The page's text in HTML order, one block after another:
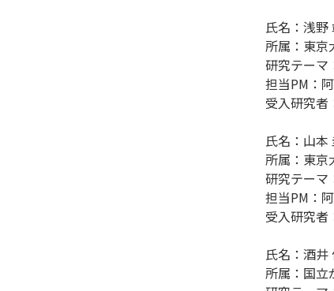
氏名：浅野
所属：東京
研究テーマ
担当PM：
受入研究者
氏名：山本
所属：東京
研究テーマ
担当PM：
受入研究者
氏名：酒井
所属：国立